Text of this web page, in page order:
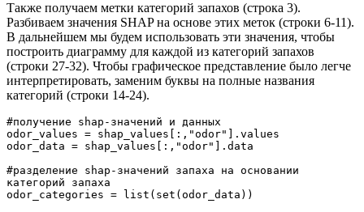
Также получаем метки категорий запахов (строка 3).
Разбиваем значения SHAP на основе этих меток (строки 6-11).
В дальнейшем мы будем использовать эти значения, чтобы
построить диаграмму для каждой из категорий запахов
(строки 27-32). Чтобы графическое представление было легче
интерпретировать, заменим буквы на полные названия
категорий (строки 14-24).
#получение shap-значений и данных
odor_values = shap_values[:,"odor"].values
odor_data = shap_values[:,"odor"].data
#разделение shap-значений запаха на основании
категорий запаха
odor_categories = list(set(odor_data))